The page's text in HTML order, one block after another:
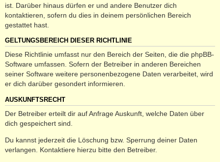
ist. Darüber hinaus dürfen er und andere Benutzer dich
kontaktieren, sofern du dies in deinem persönlichen Bereich
gestattet hast.
GELTUNGSBEREICH DIESER RICHTLINIE
Diese Richtlinie umfasst nur den Bereich der Seiten, die die phpBB-
Software umfassen. Sofern der Betreiber in anderen Bereichen
seiner Software weitere personenbezogene Daten verarbeitet, wird
er dich darüber gesondert informieren.
AUSKUNFTSRECHT
Der Betreiber erteilt dir auf Anfrage Auskunft, welche Daten über
dich gespeichert sind.
Du kannst jederzeit die Löschung bzw. Sperrung deiner Daten
verlangen. Kontaktiere hierzu bitte den Betreiber.